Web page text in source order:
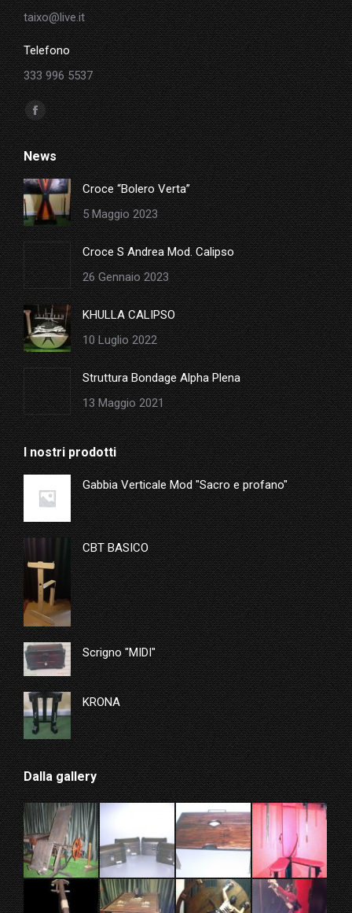
taixo@live.it
Telefono
333 996 5537
Ci puoi trovare su:
Facebook
page
opens
in
new
window
News
Croce “Bolero Verta”
5 Maggio 2023
Croce S Andrea Mod. Calipso
26 Gennaio 2023
KHULLA CALIPSO
10 Luglio 2022
Struttura Bondage Alpha Plena
13 Maggio 2021
I nostri prodotti
Gabbia Verticale Mod "Sacro e profano"
CBT BASICO
Scrigno "MIDI"
KRONA
Dalla gallery